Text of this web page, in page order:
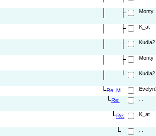
Monty
K_at
Kudla2
Monty
Kudla2
Re: M...
Re:
Re:
K_at